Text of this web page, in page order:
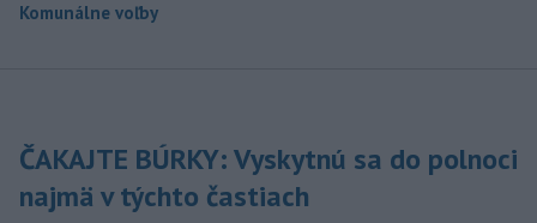
Komunálne voľby
ČAKAJTE BÚRKY: Vyskytnú sa do polnoci
najmä v týchto častiach